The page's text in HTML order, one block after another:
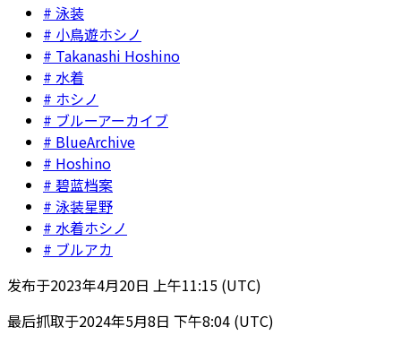
泳装
小鳥遊ホシノ
Takanashi Hoshino
水着
ホシノ
ブルーアーカイブ
BlueArchive
Hoshino
碧蓝档案
泳装星野
水着ホシノ
ブルアカ
发布于2023年4月20日 上午11:15 (UTC)
最后抓取于2024年5月8日 下午8:04 (UTC)